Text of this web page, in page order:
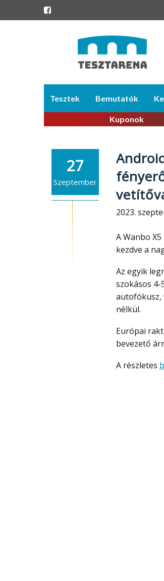
content
Tesztek Bemutatók
Kuponok
27
Szeptember
2023.
A Wanbo
kezdve a
Az egyik legnagyobb előnye a nagyon nagy, 1100 ANSI Lumen fényerő, amely a
szokásos 4-
autofókusz,
nélkül.
Európai raktárról rendelhető, ahonnan gyorsan és vámmentesen érkezik és
bevezető
A részletes